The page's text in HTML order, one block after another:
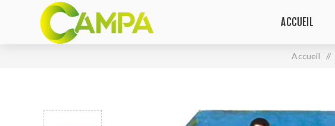
ACCUEIL
Accueil /